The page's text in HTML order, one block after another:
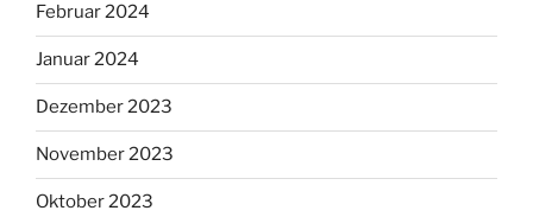
Februar 2024
Januar 2024
Dezember 2023
November 2023
Oktober 2023